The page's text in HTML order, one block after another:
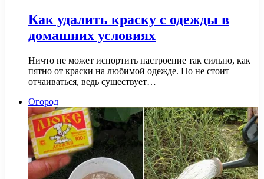
Как удалить краску с одежды в
домашних условиях
Ничто не может испортить настроение так сильно, как
пятно от краски на любимой одежде. Но не стоит
отчаиваться, ведь существует…
Огород